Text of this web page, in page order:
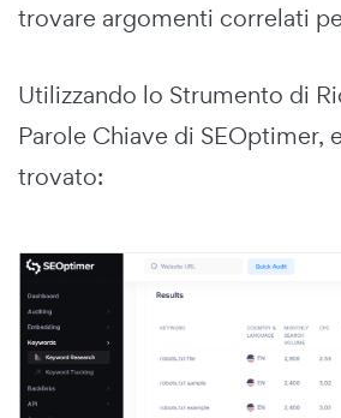
trovare argomenti correlati
Utilizzando lo Strumento di
Parole Chiave di SEOptimer,
trovato: